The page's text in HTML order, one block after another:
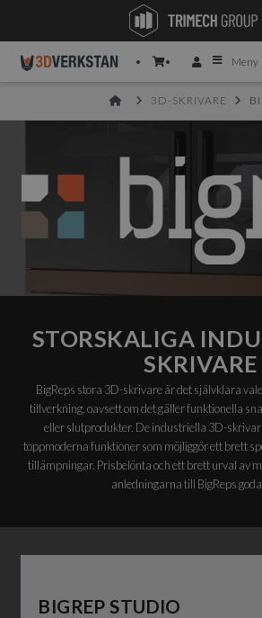
Meny
HOME3D-SKRIVARE
STORSKALIGA
SKRIVARE
BigReps stora 3D-skrivare är det självklara
tillverkning, oavsett om det gäller funktionella
eller slutprodukter. De industriella 3D-
toppmoderna funktioner som möjliggör ett brett
tillämpningar. Prisbelönta och ett brett urval av
anledningarna till BigReps
BIGREP STUDIO